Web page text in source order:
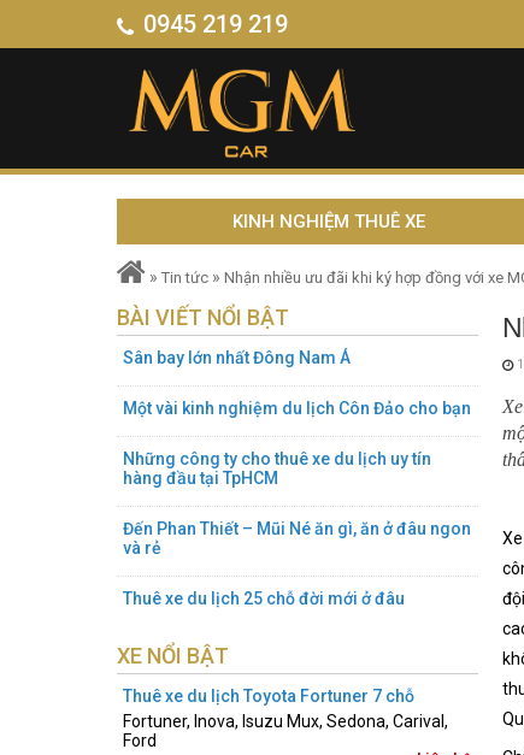
0945 219 219
KINH NGHIỆM THUÊ XE
» Tin tức » Nhận nhiều ưu đãi khi ký hợp đồng với xe
BÀI VIẾT NỔI BẬT
Sân bay lớn nhất Đông Nam Á
Một vài kinh nghiệm du lịch Côn Đảo cho bạn
Những công ty cho thuê xe du lịch uy tín
hàng đầu tại TpHCM
Đến Phan Thiết – Mũi Né ăn gì, ăn ở đâu ngon
và rẻ
Thuê xe du lịch 25 chỗ đời mới ở đâu
XE NỔI BẬT
Thuê xe du lịch Toyota Fortuner 7 chỗ
Fortuner, Inova, Isuzu Mux, Sedona, Carival,
Ford